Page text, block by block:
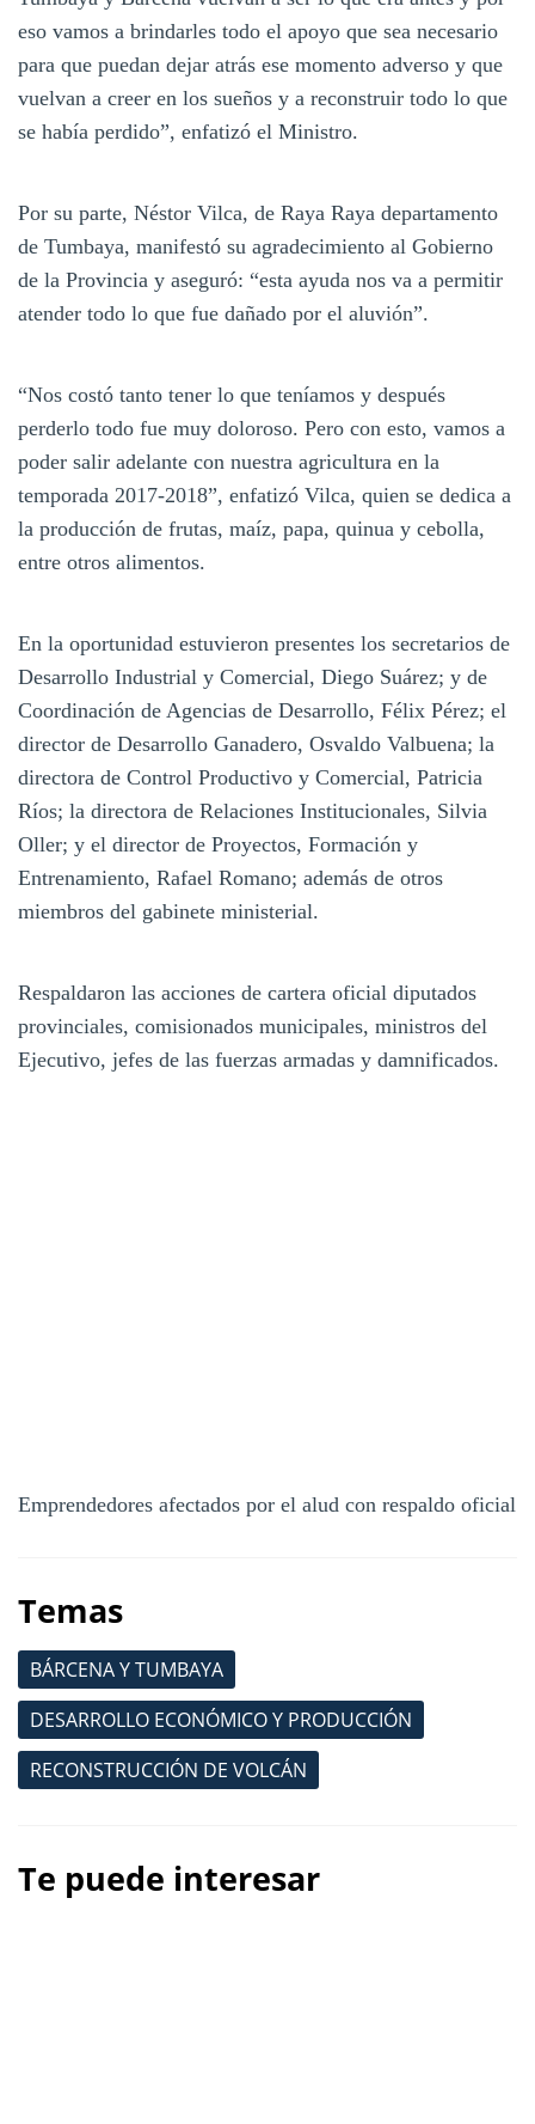
eso vamos a brindarles todo el apoyo que sea necesario
para que puedan dejar atrás ese momento adverso y que
vuelvan a creer en los sueños y a reconstruir todo lo que
se había perdido”, enfatizó el Ministro.
Por su parte, Néstor Vilca, de Raya Raya departamento
de Tumbaya, manifestó su agradecimiento al Gobierno
de la Provincia y aseguró: “esta ayuda nos va a permitir
atender todo lo que fue dañado por el aluvión”.
“Nos costó tanto tener lo que teníamos y después
perderlo todo fue muy doloroso. Pero con esto, vamos a
poder salir adelante con nuestra agricultura en la
temporada 2017-2018”, enfatizó Vilca, quien se dedica a
la producción de frutas, maíz, papa, quinua y cebolla,
entre otros alimentos.
En la oportunidad estuvieron presentes los secretarios de
Desarrollo Industrial y Comercial, Diego Suárez; y de
Coordinación de Agencias de Desarrollo, Félix Pérez; el
director de Desarrollo Ganadero, Osvaldo Valbuena; la
directora de Control Productivo y Comercial, Patricia
Ríos; la directora de Relaciones Institucionales, Silvia
Oller; y el director de Proyectos, Formación y
Entrenamiento, Rafael Romano; además de otros
miembros del gabinete ministerial.
Respaldaron las acciones de cartera oficial diputados
provinciales, comisionados municipales, ministros del
Ejecutivo, jefes de las fuerzas armadas y damnificados.
Emprendedores afectados por el alud con respaldo oficial
Temas
BÁRCENA Y TUMBAYA
DESARROLLO ECONÓMICO Y PRODUCCIÓN
RECONSTRUCCIÓN DE VOLCÁN
Te puede interesar